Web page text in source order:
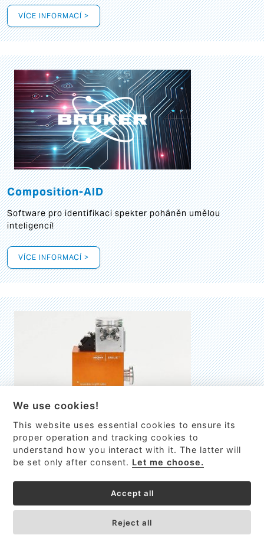
VÍCE INFORMACÍ >
Composition-AID
Software pro identifikaci spekter poháněn umělou
inteligencí!
VÍCE INFORMACÍ >
EMILIE
První nano-elektro-mechanický (NEMS) FTIR analyzátor
We use cookies!
This website uses essential cookies to ensure its
proper operation and tracking cookies to
understand how you interact with it. The latter will
be set only after consent. Let me choose.
Accept all
Reject all